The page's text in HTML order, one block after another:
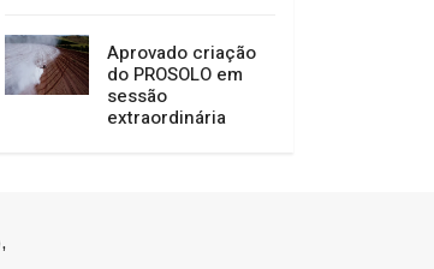
Aprovado criação
do PROSOLO em
sessão
extraordinária